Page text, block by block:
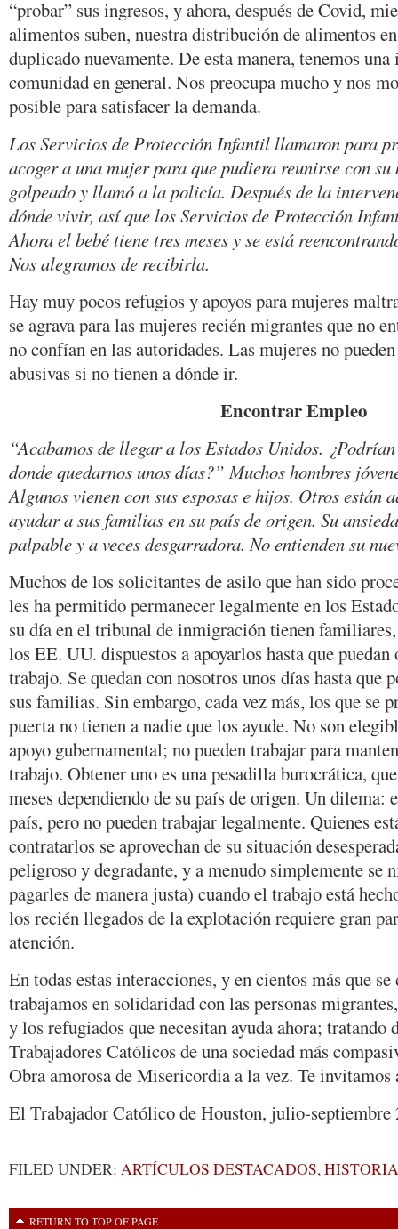
“probar” sus ingresos, y ahora, después de Covid,
alimentos suben, nuestra distribución de alimentos
duplicado nuevamente. De esta manera, tenemos
comunidad en general. Nos preocupa mucho y nos
posible para satisfacer la demanda.
Los Servicios de Protección Infantil llamaron para
acoger a una mujer para que pudiera reunirse con
golpeado y llamó a la policía. Después de la
dónde vivir, así que los Servicios de Protección
Ahora el bebé tiene tres meses y se está
Nos alegramos de recibirla.
Hay muy pocos refugios y apoyos para mujeres
se agrava para las mujeres recién migrantes que no
no confían en las autoridades. Las mujeres no
abusivas si no tienen a dónde ir.
Encontrar Empleo
“Acabamos de llegar a los Estados Unidos.
donde quedarnos unos días?” Muchos hombres
Algunos vienen con sus esposas e hijos. Otros están
ayudar a sus familias en su país de origen. Su
palpable y a veces desgarradora. No entienden su
Muchos de los solicitantes de asilo que han sido
les ha permitido permanecer legalmente en los
su día en el tribunal de inmigración tienen familiares,
los EE. UU. dispuestos a apoyarlos hasta que
trabajo. Se quedan con nosotros unos días hasta que
sus familias. Sin embargo, cada vez más, los que se
puerta no tienen a nadie que los ayude. No son
apoyo gubernamental; no pueden trabajar para
trabajo. Obtener uno es una pesadilla burocrática,
meses dependiendo de su país de origen. Un dilema:
país, pero no pueden trabajar legalmente. Quienes
contratarlos se aprovechan de su situación
peligroso y degradante, y a menudo simplemente se
pagarles de manera justa) cuando el trabajo está
los recién llegados de la explotación requiere gran
atención.
En todas estas interacciones, y en cientos más que se
trabajamos en solidaridad con las personas
y los refugiados que necesitan ayuda ahora; tratando
Trabajadores Católicos de una sociedad más
Obra amorosa de Misericordia a la vez. Te invitamos
El Trabajador Católico de Houston, julio-
FILED UNDER: ARTÍCULOS DESTACADOS,
RETURN TO TOP OF PAGE